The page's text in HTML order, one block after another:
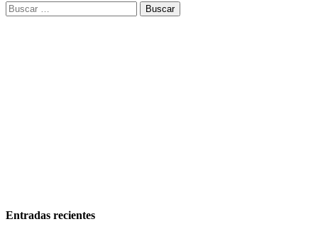
Buscar:
Entradas recientes